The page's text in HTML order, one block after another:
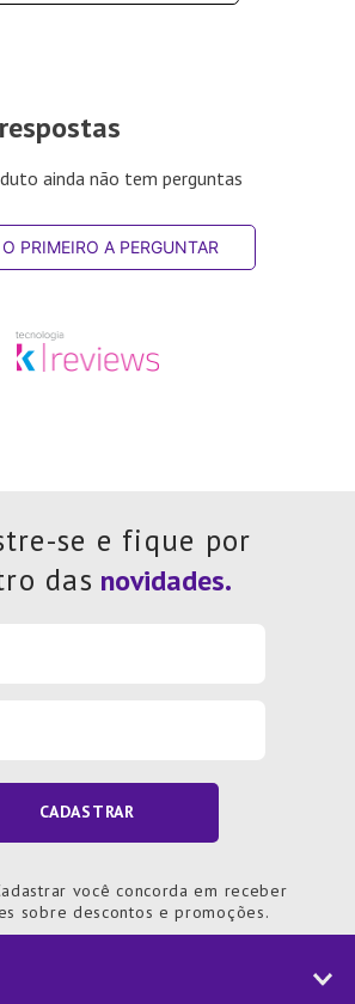
ainda não tem perguntas
PRIMEIRO A PERGUNTAR
se e fique por
das
CADASTRAR
você concorda em receber
sobre descontos e promoções.